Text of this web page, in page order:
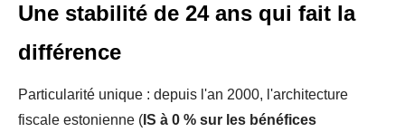
Une stabilité de 24 ans qui fait la
différence
Particularité unique : depuis l'an 2000, l'architecture
fiscale estonienne ( IS à 0 % sur les bénéfices